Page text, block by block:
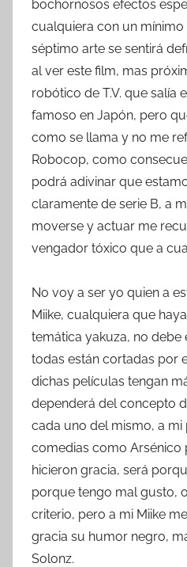
bochornosos efectos
cualquiera con un
séptimo arte se sentirá
al ver este film, mas
robótico de T.V. que salía
famoso en Japón, pero
como se llama y no me
Robocop, como
podrá adivinar que
claramente de serie B, a
moverse y actuar me
vengador tóxico que a
No voy a ser yo quien a
Miike, cualquiera que
temática yakuza, no debe
todas están cortadas por
dichas películas tengan
dependerá del concepto
cada uno del mismo, a
comedias como Arsénico
hicieron gracia, será
porque tengo mal gusto,
criterio, pero a mi Miike
gracia su humor negro,
Solonz.